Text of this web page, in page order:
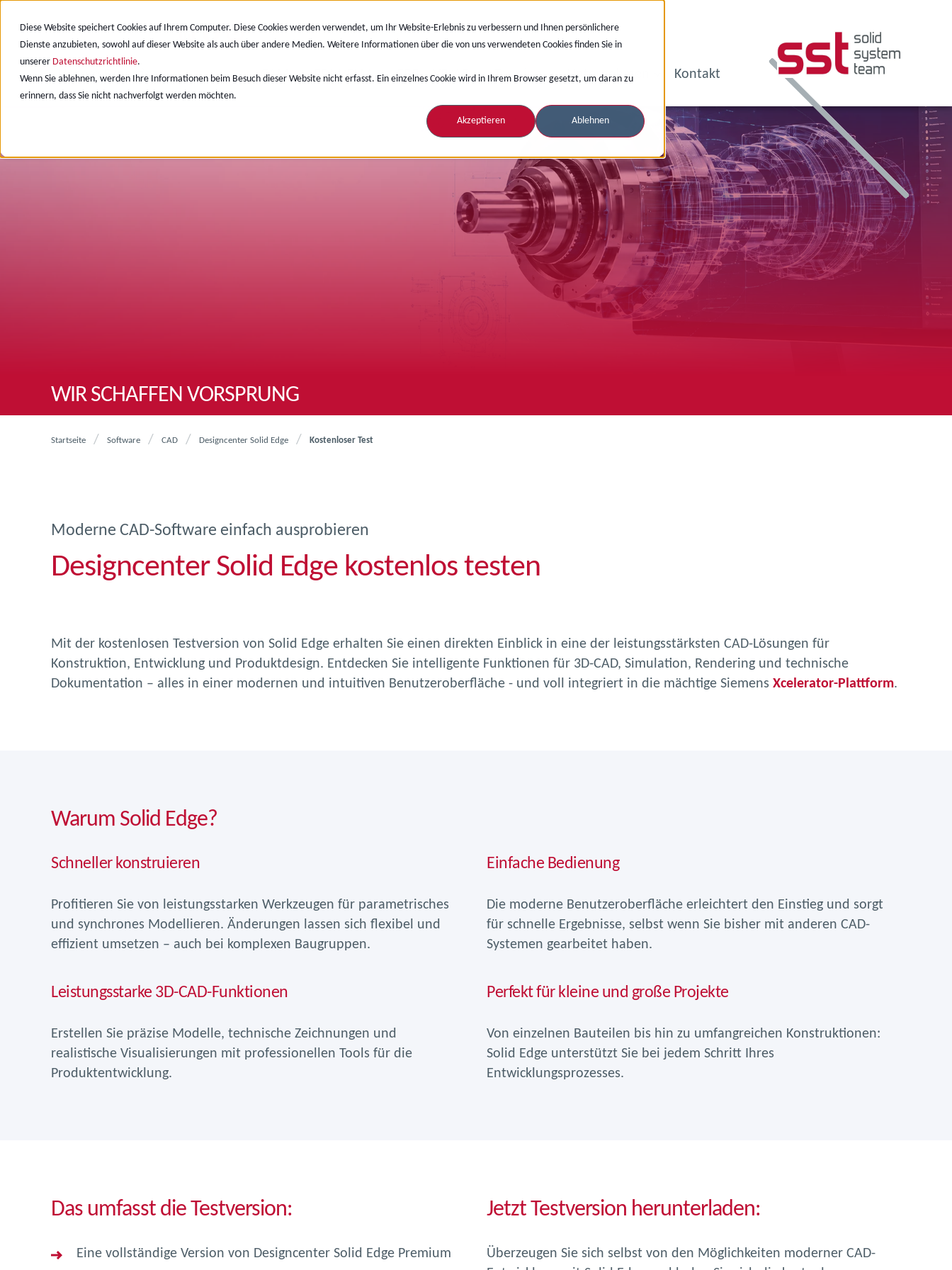
Diese Website speichert Cookies auf Ihrem Computer. Diese Cookies werden verwendet, um Ihr Website-Erlebnis zu verbessern und Ihnen persönlichere
Dienste anzubieten, sowohl auf dieser Website als auch über andere Medien. Weitere Informationen über die von uns verwendeten Cookies finden Sie in
unserer Datenschutzrichtlinie.
Wenn Sie ablehnen, werden Ihre Informationen beim Besuch dieser Website nicht erfasst. Ein einzelnes Cookie wird in Ihrem Browser gesetzt, um daran zu
erinnern, dass Sie nicht nachverfolgt werden möchten.
Akzeptieren Ablehnen
Unsere Expertise CAD/CAE CAM PDM/PLM ERP VR/AR Termine Unternehmen Kontakt
WIR SCHAFFEN VORSPRUNG
Startseite Software CAD Designcenter Solid Edge Kostenloser Test
Moderne CAD-Software einfach ausprobieren
Designcenter Solid Edge kostenlos testen
Mit der kostenlosen Testversion von Solid Edge erhalten Sie einen direkten Einblick in eine der leistungsstärksten CAD-Lösungen für
Konstruktion, Entwicklung und Produktdesign. Entdecken Sie intelligente Funktionen für 3D-CAD, Simulation, Rendering und technische
Dokumentation – alles in einer modernen und intuitiven Benutzeroberfläche - und voll integriert in die mächtige Siemens Xcelerator-Plattform.
Warum Solid Edge?
Schneller konstruieren
Profitieren Sie von leistungsstarken Werkzeugen für parametrisches
und synchrones Modellieren. Änderungen lassen sich flexibel und
effizient umsetzen – auch bei komplexen Baugruppen.
Einfache Bedienung
Die moderne Benutzeroberfläche erleichtert den Einstieg und sorgt
für schnelle Ergebnisse, selbst wenn Sie bisher mit anderen CAD-
Systemen gearbeitet haben.
Leistungsstarke 3D-CAD-Funktionen
Erstellen Sie präzise Modelle, technische Zeichnungen und
realistische Visualisierungen mit professionellen Tools für die
Produktentwicklung.
Perfekt für kleine und große Projekte
Von einzelnen Bauteilen bis hin zu umfangreichen Konstruktionen:
Solid Edge unterstützt Sie bei jedem Schritt Ihres
Entwicklungsprozesses.
Das umfasst die Testversion:
Eine vollständige Version von Designcenter Solid Edge Premium
Jetzt Testversion herunterladen:
Überzeugen Sie sich selbst von den Möglichkeiten moderner CAD-